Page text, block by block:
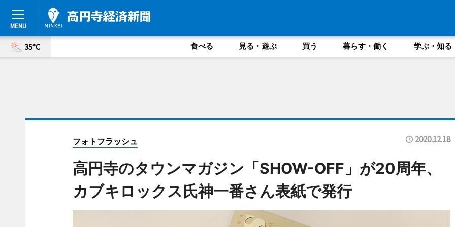
35°C 食べる 見る・遊ぶ 買う 暮らす・働く 学ぶ・知る
フォトフラッシュ 2020.12.18
高円寺のタウンマガジン「SHOW-OFF」が20周年、
カブキロックス氏神一番さん表紙で発行